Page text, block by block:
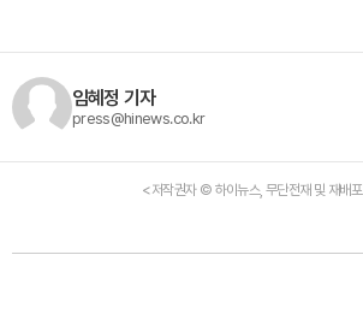
임혜정 기자
press@hinews.co.kr
<저작권자 © 하이뉴스, 무단전재 및 재배